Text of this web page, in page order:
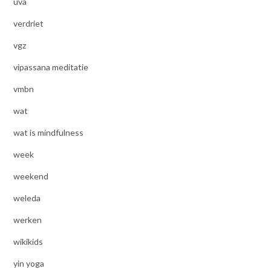
verdriet
vgz
vipassana meditatie
vmbn
wat
wat is mindfulness
week
weekend
weleda
werken
wikikids
yin yoga